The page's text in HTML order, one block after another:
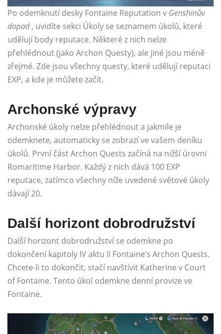
Po odemknutí desky Fontaine Reputation v Genshinův
dopad , uvidíte sekci Úkoly se seznamem úkolů, které
udělují body reputace. Některé z nich nelze
přehlédnout (jako Archon Questy), ale jiné jsou méně
zřejmé. Zde jsou všechny questy, které udělují reputaci
EXP, a kde je můžete začít.
Archonské výpravy
Archonské úkoly nelze přehlédnout a jakmile je
odemknete, automaticky se zobrazí ve vašem deníku
úkolů. První část Archon Quests začíná na nižší úrovni
Romaritime Harbor. Každý z nich dává 100 EXP
reputace, zatímco všechny níže uvedené světové úkoly
dávají 20.
Další horizont dobrodružství
Další horizont dobrodružství se odemkne po
dokončení kapitoly IV aktu II Fontaine’s Archon Quests.
Chcete-li to dokončit, stačí navštívit Katherine v Court
of Fontaine. Tento úkol odemkne denní provize ve
Fontaine.